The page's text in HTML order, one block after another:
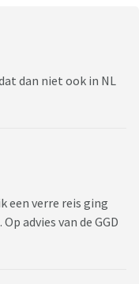
dan niet ook in NL
een verre reis ging
advies van de GGD